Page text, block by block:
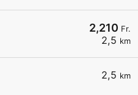
2,210 Fr.
2,5 km
2,5 km